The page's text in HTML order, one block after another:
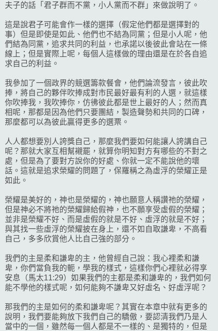
夫子的話「君子群而不黨，小人黨而不群」來做說明了。
這是說君子可能會作一樣的選擇（假定他們都是選擇對的
事）但是即使是如此、他們也不結為同黨；但是小人呢，他
們結為同黨，追求共同的利益，也承諾以後彼此會站在一條
線上；但是實際上呢，每個人這樣做的理由還是在於各自追
求自己的利益。
我參加了一個政界的競選籌款餐會，他們論流發言，彼此吹
捧，將自己的夥伴吹捧成對市民最好最有利的人選，就這樣
你吹捧我，我吹捧你，仿彿彼此都是世上最好的人；然而真
相呢，那都是因為他們只要團結，製造聲勢和共同的口碑，
那麼都可以為彼此贏得更多的選票。
人人都想要別人誇獎自己，那麼我們要如何能讓人誇講自己
呢？那就大家互相幫襯罷，就算你明知對方有哪些的不對之
處，但是為了要對方說你的好處、你就一定不能說他的壞
話。這就是追求榮耀的問題了，保羅稱之為虛浮的榮耀正是
如此。
榮耀是美好的，神也是榮耀的，神也願意人稱讚祂的榮耀，
但是神必不將祂的榮耀歸給假神，也不願享受虛假的榮耀；
並非是榮耀不好、而是虛假的就是不好、虛浮的就是不好；
與其找一些虛浮的榮耀披在身上，還不如自取謙卑，不高看
自己，多多欣賞他人比自己強的部分。
我們的主是柔和謙卑的主，他曾經自己說：我心裡柔和謙
卑，你們當負我的軛，學我的樣式，這樣你們心裡就必得享
安息（馬太11:29）如果我們的主都是柔和謙卑的，我們如何
能不學他的樣式呢，如何能夠不謙卑又好虛名、好虛浮呢？
那我們的主是如何的柔和謙卑呢？其實在本章中就有更多的
說明，我們要能夠放下我們自己的驕傲，要認清我們乃是人
當中的一個，雖然每一個人都是不一樣的、是獨特的，但是